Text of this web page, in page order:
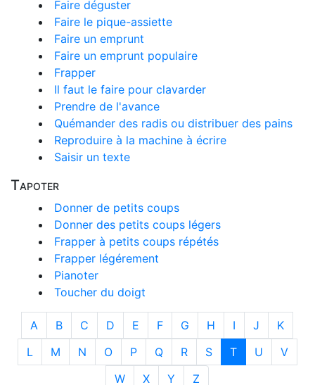
Faire déguster
Faire le pique-assiette
Faire un emprunt
Faire un emprunt populaire
Frapper
Il faut le faire pour clavarder
Prendre de l'avance
Quémander des radis ou distribuer des pains
Reproduire à la machine à écrire
Saisir un texte
Tapoter
Donner de petits coups
Donner des petits coups légers
Frapper à petits coups répétés
Frapper légérement
Pianoter
Toucher du doigt
A B C D E F G H I J
K
L
M N O P Q R S T U
V
W
X Y Z